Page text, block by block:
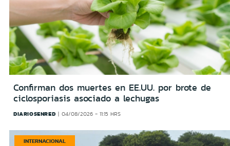
Confirman dos muertes en EE.UU. por brote de
ciclosporiasis asociado a lechugas
DIARIOSENRED 04/08/2026 - 11:15 HRS
INTERNACIONAL